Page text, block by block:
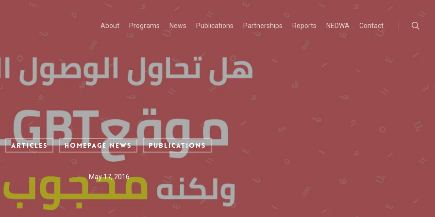
About Programs News Publications Partnerships Reports NEDWA Contact
Articles Homepage News Publications
May 17, 2016